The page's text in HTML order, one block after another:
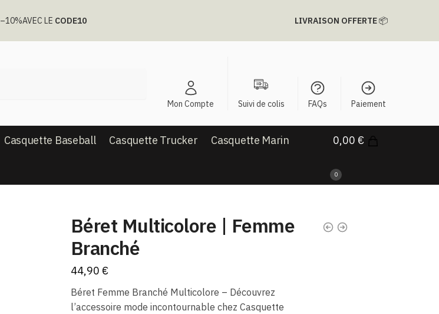
–10%AVEC LE CODE10 LIVRAISON OFFERTE📦
Mon Compte Suivi de colis FAQs Paiement
Casquette Baseball Casquette Trucker Casquette Marin 0,00 €
0
Béret Multicolore | Femme
Branché
44,90 €
Béret Femme Branché Multicolore – Découvrez
l’accessoire mode incontournable chez Casquette